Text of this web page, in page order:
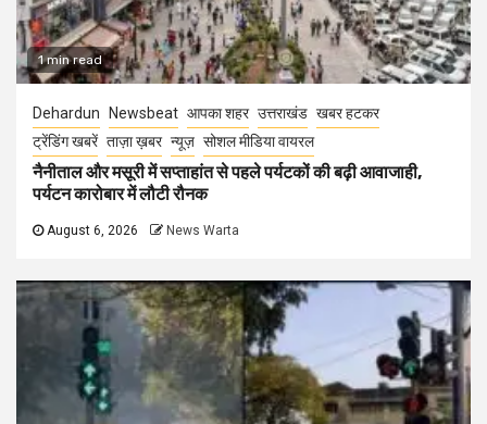
1 min read
Dehardun Newsbeat आपका शहर उत्तराखंड खबर हटकर
ट्रेंडिंग खबरें ताज़ा ख़बर न्यूज़ सोशल मीडिया वायरल
नैनीताल और मसूरी में सप्ताहांत से पहले पर्यटकों की बढ़ी आवाजाही,
पर्यटन कारोबार में लौटी रौनक
August 6, 2026 News Warta